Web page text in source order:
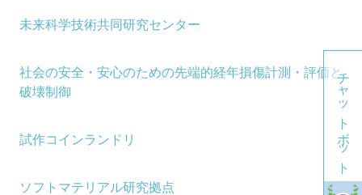
未来科学技術共同研究センター
社会の安全・安心のための先端的経年損傷計測・評価と
破壊制御
試作コインランドリ
ソフトマテリアル研究拠点
チャットボット